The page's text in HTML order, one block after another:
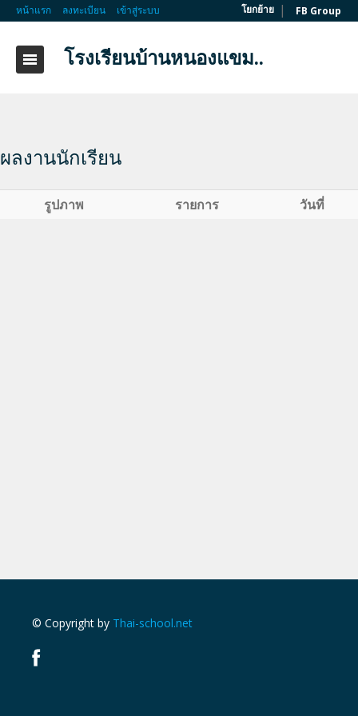
หน้าแรก ลงทะเบียน เข้าสู่ระบบ โยกย้าย | FB Group
โรงเรียนบ้านหนองแขม..
ผลงานนักเรียน
รูปภาพ รายการ วันที่
© Copyright by Thai-school.net